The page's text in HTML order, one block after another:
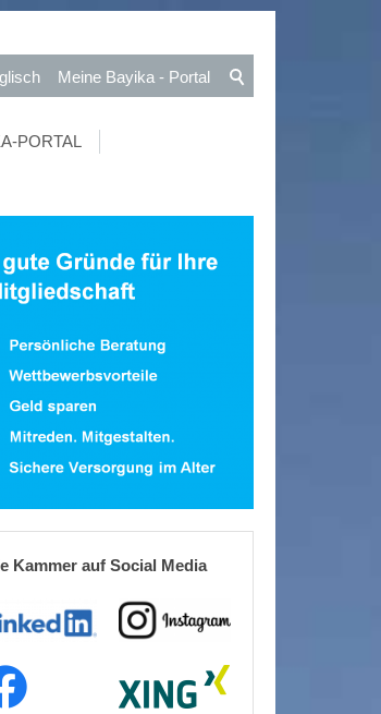
Meine Bayika - Portal
PORTAL
Kammer auf Social Media